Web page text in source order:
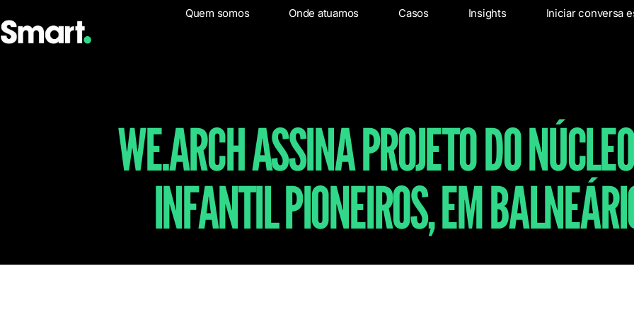
Quem somos Onde atuamos Casos Insights Iniciar conversa
Quem somos Onde atuamos Casos Insights
WE.ARCH ASSINA PROJETO DO
INFANTIL PIONEIROS, EM